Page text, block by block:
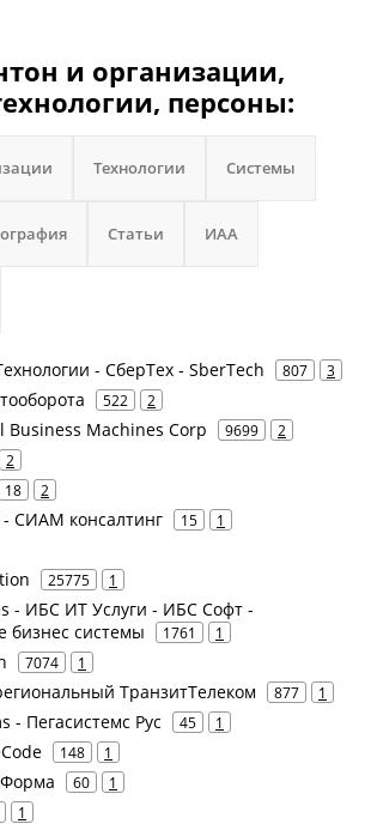
и организации,
персоны:
Технологии Системы
Статьи ИАА
- СберТех - SberTech 807 3
522 2
Machines Corp 9699 2
2
18 2
СИАМ консалтинг 15 1
25775 1
- ИБС ИТ Услуги - ИБС Софт -
системы
1761 1
7074 1
ТранзитТелеком 877 1
- Пегасистемс Рус 45 1
148 1
60 1
1